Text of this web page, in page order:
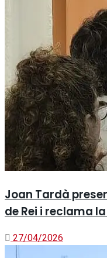
Joan Tardà
de Rei i reclama
27/04/2026